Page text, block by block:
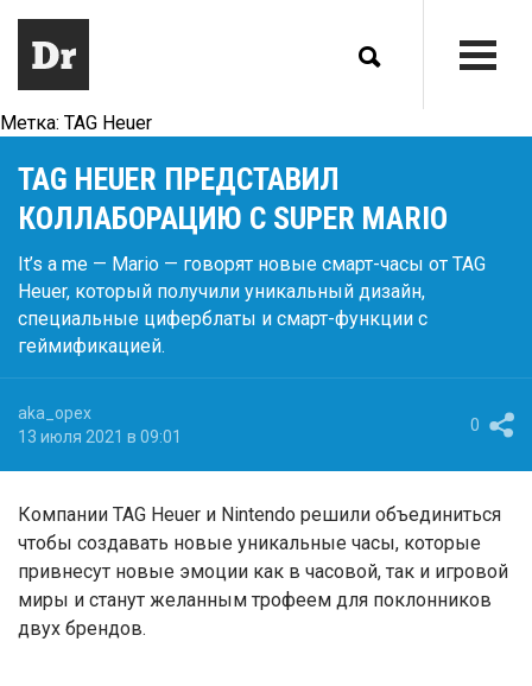
Метка: TAG Heuer
TAG HEUER ПРЕДСТАВИЛ
КОЛЛАБОРАЦИЮ С SUPER MARIO
It’s a me — Mario — говорят новые смарт-часы от TAG
Heuer, который получили уникальный дизайн,
специальные циферблаты и смарт-функции с
геймификацией.
aka_opex
13 июля 2021 в 09:01
0
Компании TAG Heuer и Nintendo решили объединиться
чтобы создавать новые уникальные часы, которые
привнесут новые эмоции как в часовой, так и игровой
миры и станут желанным трофеем для поклонников
двух брендов.